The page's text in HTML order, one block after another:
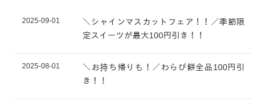
2025-09-01
＼シャインマスカットフェア！！／季節限
定スイーツが最大100円引き！！
2025-08-01
＼お持ち帰りも！／わらび餅全品100円引
き！！